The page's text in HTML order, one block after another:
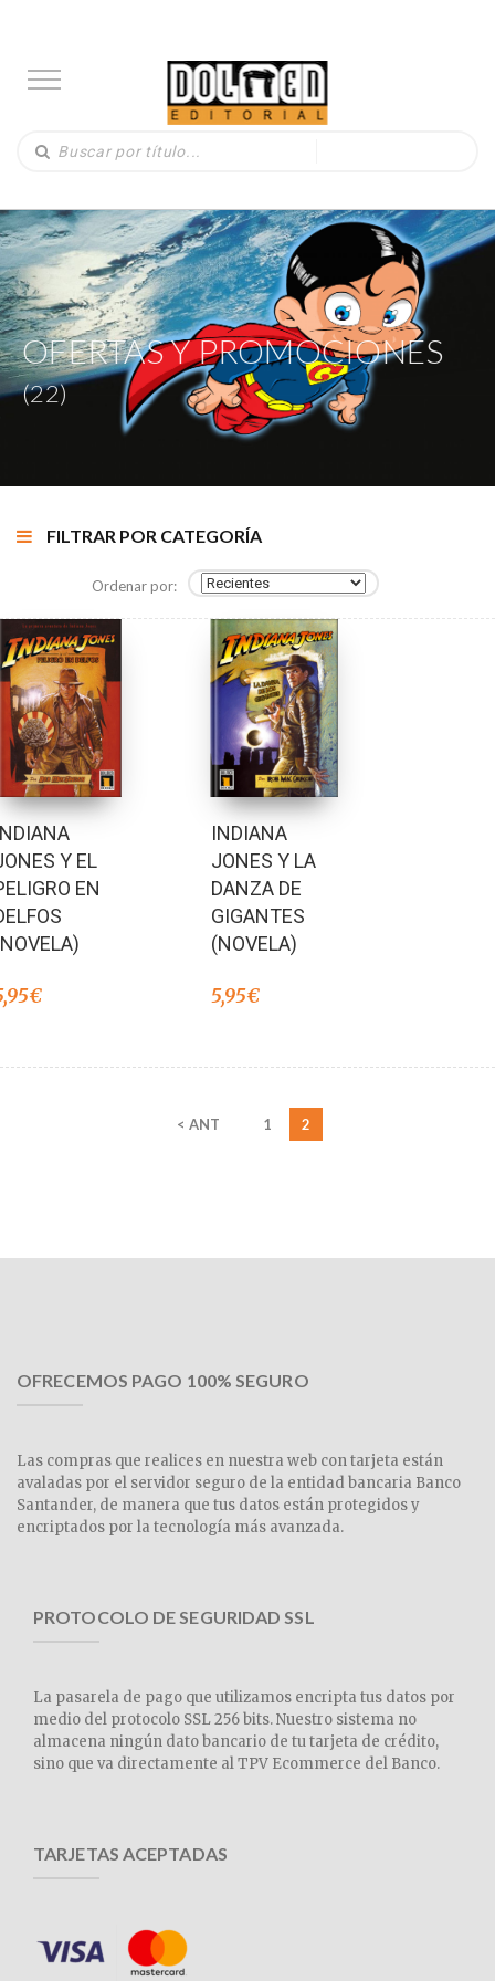
OFERTAS Y PROMOCIONES
(22)
FILTRAR POR CATEGORÍA
Ordenar por:
Y EL
EN
€
INDIANA
JONES Y LA
DANZA DE
GIGANTES
(NOVELA)
5,95€
< ANT 1 2
OFRECEMOS PAGO 100% SEGURO
Las compras que realices en nuestra web con tarjeta están
avaladas por el servidor seguro de la entidad bancaria Banco
Santander, de manera que tus datos están protegidos y
encriptados por la tecnología más avanzada.
PROTOCOLO DE SEGURIDAD SSL
La pasarela de pago que utilizamos encripta tus datos por
medio del protocolo SSL 256 bits. Nuestro sistema no
almacena ningún dato bancario de tu tarjeta de crédito,
sino que va directamente al TPV Ecommerce del Banco.
TARJETAS ACEPTADAS